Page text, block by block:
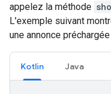
appelez la méthode
L'exemple suivant
une annonce préchargée
Kotlin Java